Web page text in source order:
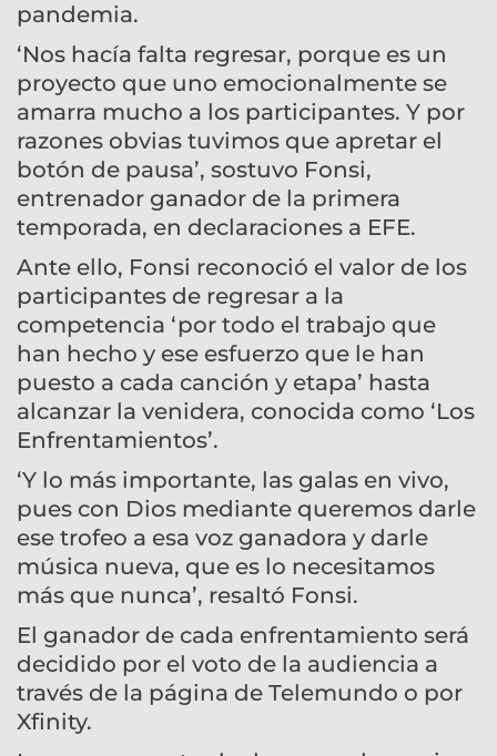
pandemia.
‘Nos hacía falta regresar, porque es un
proyecto que uno emocionalmente se
amarra mucho a los participantes. Y por
razones obvias tuvimos que apretar el
botón de pausa’, sostuvo Fonsi,
entrenador ganador de la primera
temporada, en declaraciones a EFE.
Ante ello, Fonsi reconoció el valor de los
participantes de regresar a la
competencia ‘por todo el trabajo que
han hecho y ese esfuerzo que le han
puesto a cada canción y etapa’ hasta
alcanzar la venidera, conocida como ‘Los
Enfrentamientos’.
‘Y lo más importante, las galas en vivo,
pues con Dios mediante queremos darle
ese trofeo a esa voz ganadora y darle
música nueva, que es lo necesitamos
más que nunca’, resaltó Fonsi.
El ganador de cada enfrentamiento será
decidido por el voto de la audiencia a
través de la página de Telemundo o por
Xfinity.